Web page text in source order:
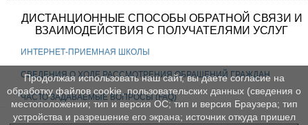
ДИСТАНЦИОННЫЕ СПОСОБЫ ОБРАТНОЙ СВЯЗИ И
ВЗАИМОДЕЙСТВИЯ С ПОЛУЧАТЕЛЯМИ УСЛУГ
ИНТЕРНЕТ-ПРИЕМНАЯ ШКОЛЫ
СВЕДЕНИЯ О ХОДЕ РАССМОТРЕНИЯ ОБРАЩЕНИЙ ГРАЖДАН
ЧАСТО ЗАДАВАЕМЫЕ ВОПРОСЫ (FAQ)
Продолжая использовать наш сайт, вы даете согласие на
обработку файлов cookie, пользовательских данных (сведения о
местоположении; тип и версия ОС; тип и версия Браузера; тип
устройства и разрешение его экрана; источник откуда пришел